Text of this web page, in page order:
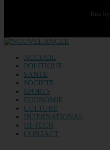
Run by
ACCUEIL
POLITIQUE
SANTE
SOCIETE
SPORTS
ECONOMIE
CULTURE
INTERNATIONAL
HI-TECH
CONTACT